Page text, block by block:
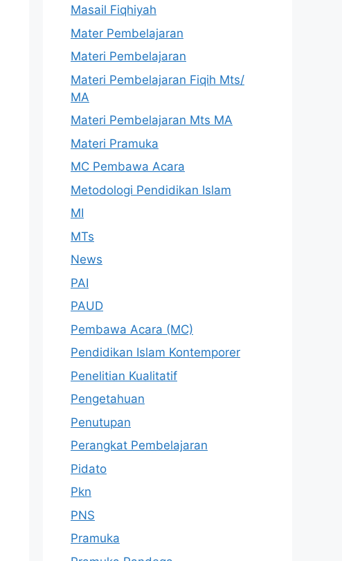
Masail Fiqhiyah
Mater Pembelajaran
Materi Pembelajaran
Materi Pembelajaran Fiqih Mts/
MA
Materi Pembelajaran Mts MA
Materi Pramuka
MC Pembawa Acara
Metodologi Pendidikan Islam
MI
MTs
News
PAI
PAUD
Pembawa Acara (MC)
Pendidikan Islam Kontemporer
Penelitian Kualitatif
Pengetahuan
Penutupan
Perangkat Pembelajaran
Pidato
Pkn
PNS
Pramuka